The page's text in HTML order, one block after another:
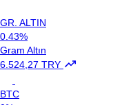
GR. ALTIN
0.43%
Gram Altın
6.524,27 TRY
BTC